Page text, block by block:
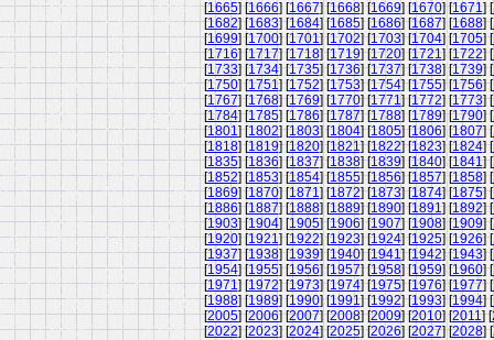
[1665] [1666] [1667] [1668] [1669] [1670] [1671] [
[1682] [1683] [1684] [1685] [1686] [1687] [1688] [
[1699] [1700] [1701] [1702] [1703] [1704] [1705] [
[1716] [1717] [1718] [1719] [1720] [1721] [1722] [
[1733] [1734] [1735] [1736] [1737] [1738] [1739] [
[1750] [1751] [1752] [1753] [1754] [1755] [1756] [
[1767] [1768] [1769] [1770] [1771] [1772] [1773] [
[1784] [1785] [1786] [1787] [1788] [1789] [1790] [
[1801] [1802] [1803] [1804] [1805] [1806] [1807] [
[1818] [1819] [1820] [1821] [1822] [1823] [1824] [
[1835] [1836] [1837] [1838] [1839] [1840] [1841] [
[1852] [1853] [1854] [1855] [1856] [1857] [1858] [
[1869] [1870] [1871] [1872] [1873] [1874] [1875] [
[1886] [1887] [1888] [1889] [1890] [1891] [1892] [
[1903] [1904] [1905] [1906] [1907] [1908] [1909] [
[1920] [1921] [1922] [1923] [1924] [1925] [1926] [
[1937] [1938] [1939] [1940] [1941] [1942] [1943] [
[1954] [1955] [1956] [1957] [1958] [1959] [1960] [
[1971] [1972] [1973] [1974] [1975] [1976] [1977] [
[1988] [1989] [1990] [1991] [1992] [1993] [1994] [
[2005] [2006] [2007] [2008] [2009] [2010] [2011] [
[2022] [2023] [2024] [2025] [2026] [2027] [2028] [